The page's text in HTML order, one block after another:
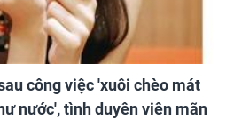
công việc 'xuôi chèo mát
nước', tình duyên viên mãn